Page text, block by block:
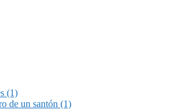
(1)
de un santón (1)